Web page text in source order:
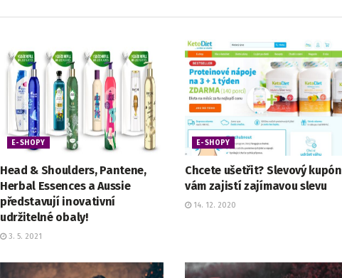
E-SHOPY
Head & Shoulders, Pantene,
Herbal Essences a Aussie
představují inovativní
udržitelné obaly!
3. 5. 2021
E-SHOPY
Chcete ušetřit? Slevový kupón
vám zajistí zajímavou slevu
14. 12. 2020